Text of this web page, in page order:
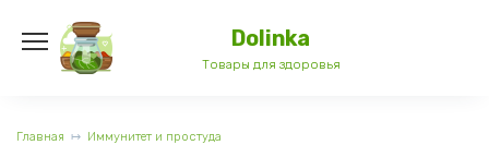
содержанию
Dolinka
Товары для здоровья
Главная Иммунитет и простуда